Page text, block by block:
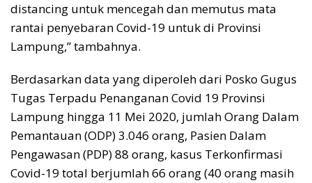
distancing untuk mencegah dan memutus mata
rantai penyebaran Covid-19 untuk di Provinsi
Lampung,” tambahnya.
Berdasarkan data yang diperoleh dari Posko Gugus
Tugas Terpadu Penanganan Covid 19 Provinsi
Lampung hingga 11 Mei 2020, jumlah Orang Dalam
Pemantauan (ODP) 3.046 orang, Pasien Dalam
Pengawasan (PDP) 88 orang, kasus Terkonfirmasi
Covid-19 total berjumlah 66 orang (40 orang masih